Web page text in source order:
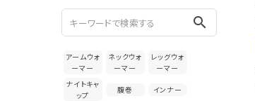
search
アームウォ
ーマー
ネックウォ
ーマー
レッグウォ
ーマー
ナイトキャ
ップ
腹巻 インナー